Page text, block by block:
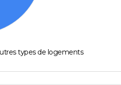
types de logements